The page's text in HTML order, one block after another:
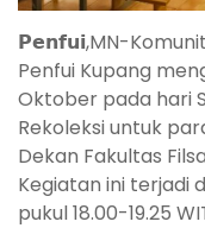
𝗣𝗲𝗻𝗳𝘂𝗶,MN-
Penfui Kupang
Oktober pada hari
Rekoleksi untuk
Dekan Fakultas
Kegiatan ini terjadi
pukul 18.00-19.25